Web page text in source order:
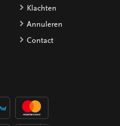
Klachten
Annuleren
Contact